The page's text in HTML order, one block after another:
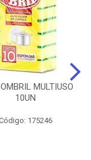
MULTIUSO
10UN
175246